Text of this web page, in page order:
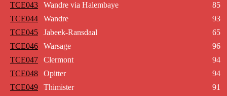
TCE043
Wandre via Halembaye
85
TCE044
Wandre
93
TCE045
Jabeek-Ransdaal
65
TCE046
Warsage
96
TCE047
Clermont
94
TCE048
Opitter
94
TCE049
Thimister
91